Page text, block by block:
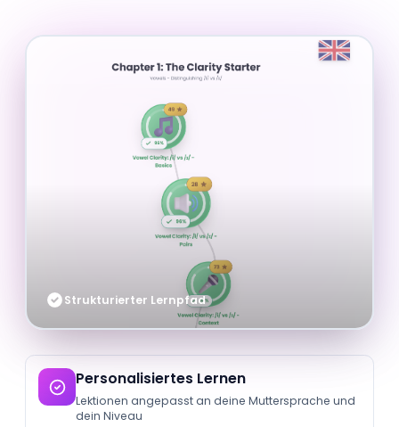
Strukturierter Lernpfad
Personalisiertes Lernen
Lektionen angepasst an deine Muttersprache und
dein Niveau